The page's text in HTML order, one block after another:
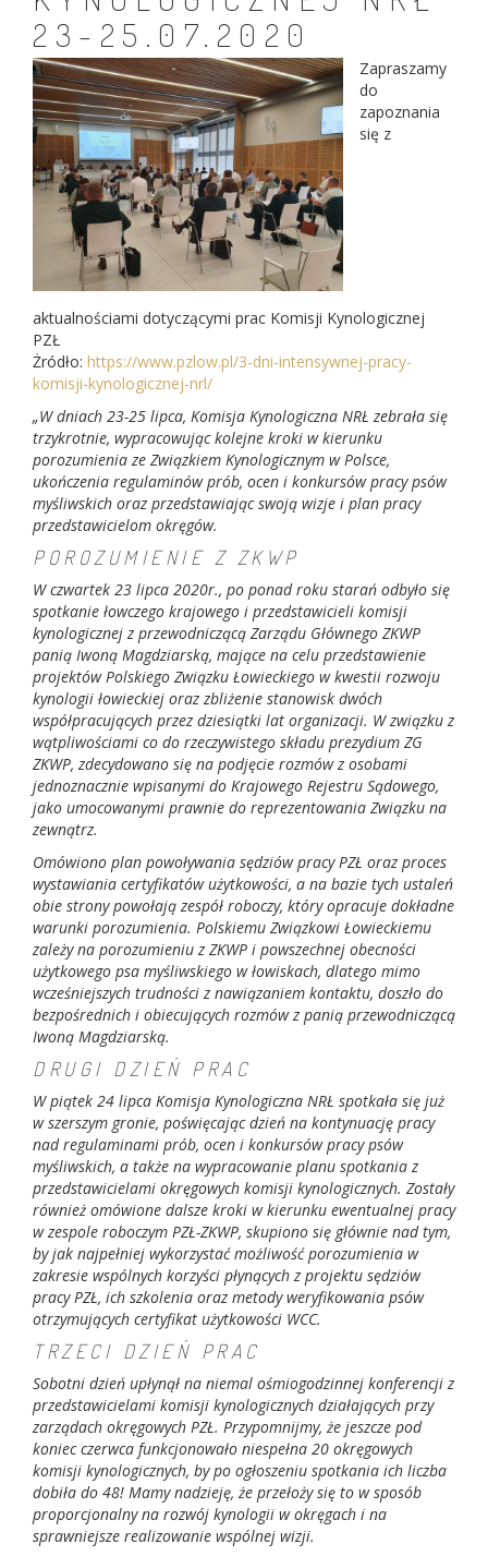
23-25.07.2020
Zapraszamy
do
zapoznania
się z
aktualnościami dotyczącymi prac Komisji Kynologicznej
PZŁ
Żródło: https://www.pzlow.pl/3-dni-intensywnej-pracy-
komisji-kynologicznej-nrl/
„W dniach 23-25 lipca, Komisja Kynologiczna NRŁ zebrała się
trzykrotnie, wypracowując kolejne kroki w kierunku
porozumienia ze Związkiem Kynologicznym w Polsce,
ukończenia regulaminów prób, ocen i konkursów pracy psów
myśliwskich oraz przedstawiając swoją wizje i plan pracy
przedstawicielom okręgów.
POROZUMIENIE Z ZKWP
W czwartek 23 lipca 2020r., po ponad roku starań odbyło się
spotkanie łowczego krajowego i przedstawicieli komisji
kynologicznej z przewodniczącą Zarządu Głównego ZKWP
panią Iwoną Magdziarską, mające na celu przedstawienie
projektów Polskiego Związku Łowieckiego w kwestii rozwoju
kynologii łowieckiej oraz zbliżenie stanowisk dwóch
współpracujących przez dziesiątki lat organizacji. W związku z
wątpliwościami co do rzeczywistego składu prezydium ZG
ZKWP, zdecydowano się na podjęcie rozmów z osobami
jednoznacznie wpisanymi do Krajowego Rejestru Sądowego,
jako umocowanymi prawnie do reprezentowania Związku na
zewnątrz.
Omówiono plan powoływania sędziów pracy PZŁ oraz proces
wystawiania certyfikatów użytkowości, a na bazie tych ustaleń
obie strony powołają zespół roboczy, który opracuje dokładne
warunki porozumienia. Polskiemu Związkowi Łowieckiemu
zależy na porozumieniu z ZKWP i powszechnej obecności
użytkowego psa myśliwskiego w łowiskach, dlatego mimo
wcześniejszych trudności z nawiązaniem kontaktu, doszło do
bezpośrednich i obiecujących rozmów z panią przewodniczącą
Iwoną Magdziarską.
DRUGI DZIEŃ PRAC
W piątek 24 lipca Komisja Kynologiczna NRŁ spotkała się już
w szerszym gronie, poświęcając dzień na kontynuację pracy
nad regulaminami prób, ocen i konkursów pracy psów
myśliwskich, a także na wypracowanie planu spotkania z
przedstawicielami okręgowych komisji kynologicznych. Zostały
również omówione dalsze kroki w kierunku ewentualnej pracy
w zespole roboczym PZŁ-ZKWP, skupiono się głównie nad tym,
by jak najpełniej wykorzystać możliwość porozumienia w
zakresie wspólnych korzyści płynących z projektu sędziów
pracy PZŁ, ich szkolenia oraz metody weryfikowania psów
otrzymujących certyfikat użytkowości WCC.
TRZECI DZIEŃ PRAC
Sobotni dzień upłynął na niemal ośmiogodzinnej konferencji z
przedstawicielami komisji kynologicznych działających przy
zarządach okręgowych PZŁ. Przypomnijmy, że jeszcze pod
koniec czerwca funkcjonowało niespełna 20 okręgowych
komisji kynologicznych, by po ogłoszeniu spotkania ich liczba
dobiła do 48! Mamy nadzieję, że przełoży się to w sposób
proporcjonalny na rozwój kynologii w okręgach i na
sprawniejsze realizowanie wspólnej wizji.